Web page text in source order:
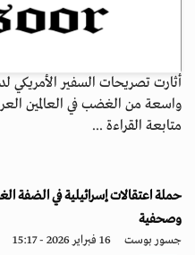
أثارت تصريحات السفير الأمريكي
واسعة من الغضب في العالمين
متابعة القراءة ...
وصحفية
جسور بوست 16 فبراير 2026 - 15:17